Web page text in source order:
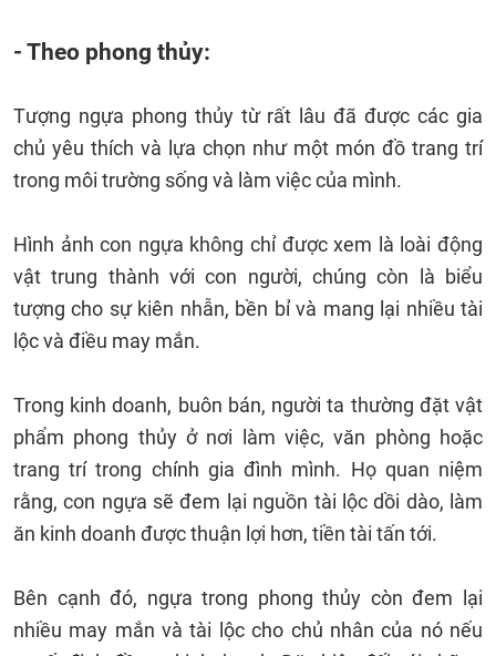
- Theo phong thủy:
Tượng ngựa phong thủy từ rất lâu đã được các gia
chủ yêu thích và lựa chọn như một món đồ trang trí
trong môi trường sống và làm việc của mình.
Hình ảnh con ngựa không chỉ được xem là loài động
vật trung thành với con người, chúng còn là biểu
tượng cho sự kiên nhẫn, bền bỉ và mang lại nhiều tài
lộc và điều may mắn.
Trong kinh doanh, buôn bán, người ta thường đặt vật
phẩm phong thủy ở nơi làm việc, văn phòng hoặc
trang trí trong chính gia đình mình. Họ quan niệm
rằng, con ngựa sẽ đem lại nguồn tài lộc dồi dào, làm
ăn kinh doanh được thuận lợi hơn, tiền tài tấn tới.
Bên cạnh đó, ngựa trong phong thủy còn đem lại
nhiều may mắn và tài lộc cho chủ nhân của nó nếu